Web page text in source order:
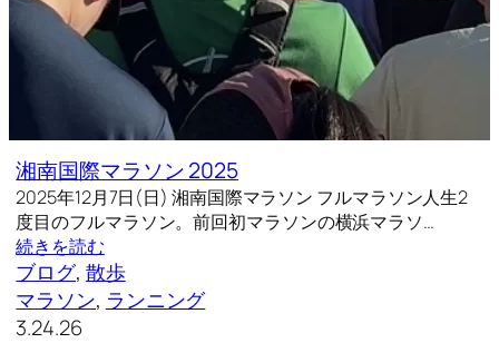
湘南国際マラソン 2025
2025年12月7日(日) 湘南国際マラソン フルマラソン人生2
度目のフルマラソン。前回初マラソンの横浜マラソ…
続きを読む
ブログ, 散歩
マラソン, ランニング
3.24.26